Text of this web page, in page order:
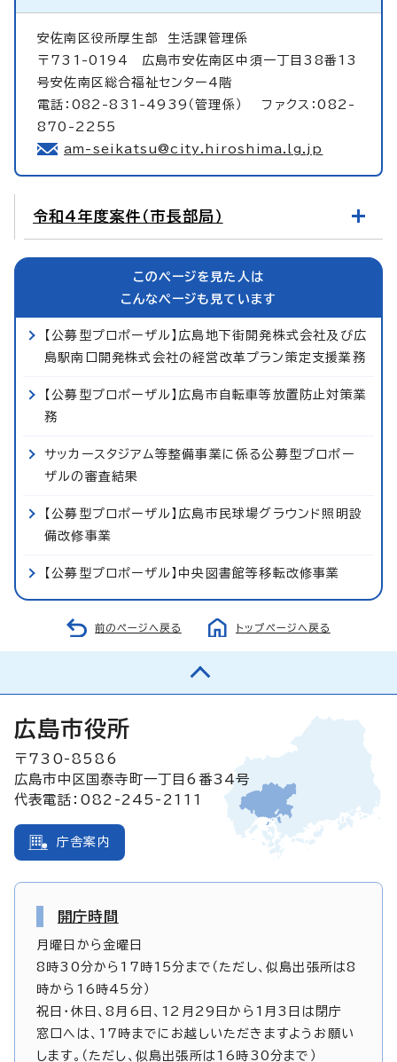
安佐南区役所厚生部 生活課管理係
〒731-0194 広島市安佐南区中須一丁目38番13
号安佐南区総合福祉センター4階
電話：082-831-4939（管理係） ファクス：082-
870-2255
am-seikatsu@city.hiroshima.lg.jp
令和4年度案件（市長部局）
このページを見た人は
こんなページも見ています
【公募型プロポーザル】広島地下街開発株式会社及び広
島駅南口開発株式会社の経営改革プラン策定支援業務
【公募型プロポーザル】広島市自転車等放置防止対策業
務
サッカースタジアム等整備事業に係る公募型プロポー
ザルの審査結果
【公募型プロポーザル】広島市民球場グラウンド照明設
備改修事業
【公募型プロポーザル】中央図書館等移転改修事業
前のページへ戻る トップページへ戻る
広島市役所
〒730-8586
広島市中区国泰寺町一丁目6番34号
代表電話：082-245-2111
庁舎案内
開庁時間
月曜日から金曜日
8時30分から17時15分まで（ただし、似島出張所は8
時から16時45分）
祝日・休日、8月6日、12月29日から1月3日は閉庁
窓口へは、17時までにお越しいただきますようお願い
します。（ただし、似島出張所は16時30分まで）